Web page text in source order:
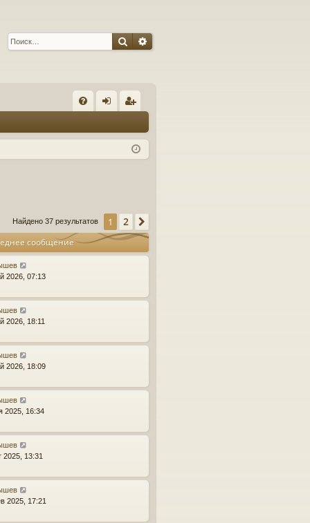
ПоискРасширенный поиск
Q д ис
Найдено 37 результатов 1 2
сообщение
2026, 07:13
2026, 18:11
2026, 18:09
2025, 16:34
2025, 13:31
2025, 17:21